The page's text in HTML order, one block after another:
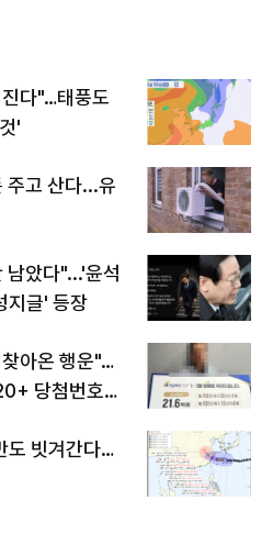
다"…태풍도
'
주고 산다...유
남았다"...'윤석
지글' 등장
아온 행운"…
당첨번호조
도 빗겨간다…